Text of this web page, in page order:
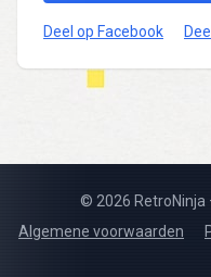
Deel op Facebook
© 2026 RetroNinja
Algemene voorwaarden